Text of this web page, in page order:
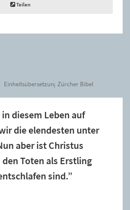
Teilen
Einheitsübersetzung Zürcher Bibel
diesem Leben auf
die elendesten unter
aber ist Christus
Toten als Erstling
sind.”